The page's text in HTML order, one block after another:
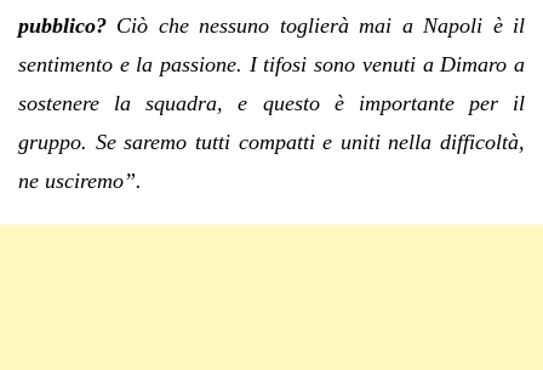
pubblico? Ciò che nessuno toglierà mai a Napoli è il
sentimento e la passione. I tifosi sono venuti a Dimaro a
sostenere la squadra, e questo è importante per il
gruppo. Se saremo tutti compatti e uniti nella difficoltà,
ne usciremo”.